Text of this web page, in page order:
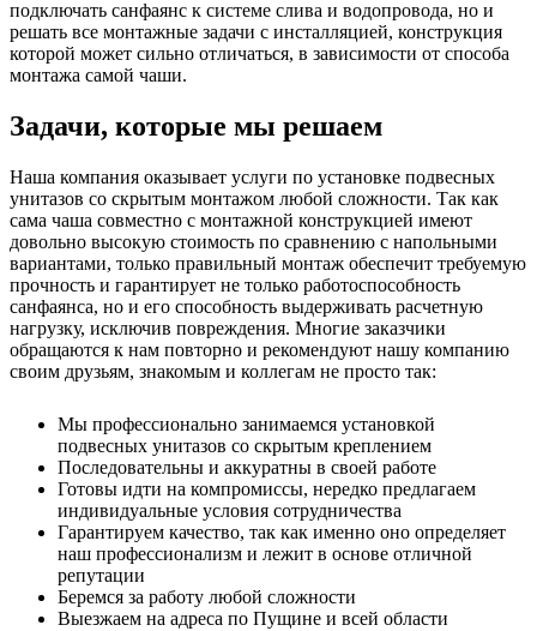
подключать санфаянс к системе слива и водопровода, но и
решать все монтажные задачи с инсталляцией, конструкция
которой может сильно отличаться, в зависимости от способа
монтажа самой чаши.
Задачи, которые мы решаем
Наша компания оказывает услуги по установке подвесных
унитазов со скрытым монтажом любой сложности. Так как
сама чаша совместно с монтажной конструкцией имеют
довольно высокую стоимость по сравнению с напольными
вариантами, только правильный монтаж обеспечит требуемую
прочность и гарантирует не только работоспособность
санфаянса, но и его способность выдерживать расчетную
нагрузку, исключив повреждения. Многие заказчики
обращаются к нам повторно и рекомендуют нашу компанию
своим друзьям, знакомым и коллегам не просто так:
Мы профессионально занимаемся установкой
подвесных унитазов со скрытым креплением
Последовательны и аккуратны в своей работе
Готовы идти на компромиссы, нередко предлагаем
индивидуальные условия сотрудничества
Гарантируем качество, так как именно оно определяет
наш профессионализм и лежит в основе отличной
репутации
Беремся за работу любой сложности
Выезжаем на адреса по Пущине и всей области